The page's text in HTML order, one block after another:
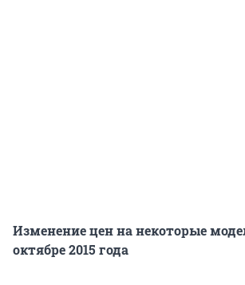
Изменение цен на некоторые
октябре 2015 года